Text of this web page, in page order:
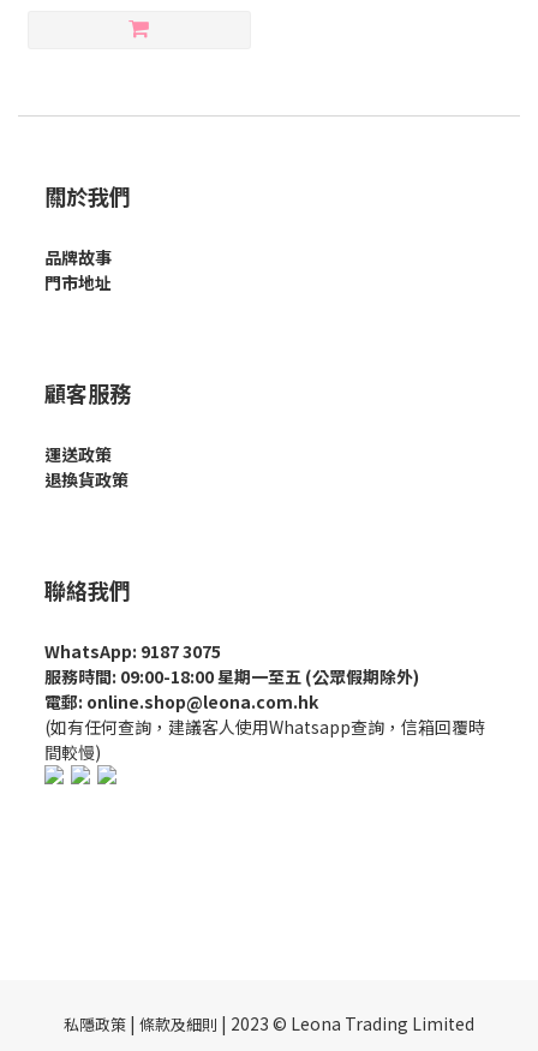
關於我們
品牌故事
門市地址
顧客服務
運送政策
退換貨政策
聯絡我們
WhatsApp: 9187 3075
服務時間: 09:00-18:00 星期一至五 (公眾假期除外)
電郵: online.shop@leona.com.hk
(如有任何查詢，建議客人使用Whatsapp查詢，信箱回覆時
間較慢)
私隱政策 | 條款及細則 | 2023 © Leona Trading Limited